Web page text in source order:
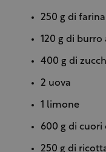
250 g di farina
120 g di
400 g di
2 uova
1 limone
600 g di cuori
250 g di